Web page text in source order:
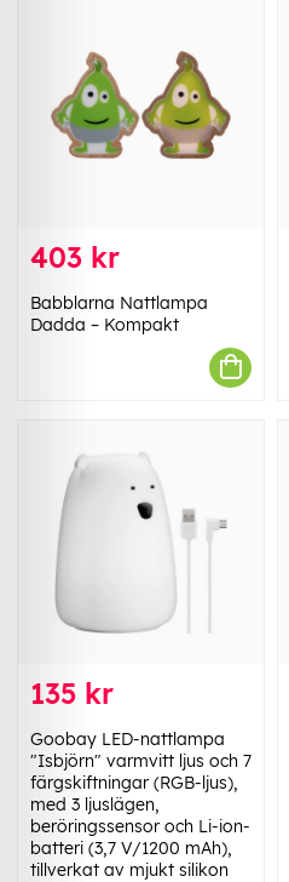
403 kr
Babblarna Nattlampa
Dadda – Kompakt
135 kr
Goobay LED-nattlampa
"Isbjörn" varmvitt ljus och 7
färgskiftningar (RGB-ljus),
med 3 ljuslägen,
beröringssensor och Li-ion-
batteri (3,7 V/1200 mAh),
tillverkat av mjukt silikon